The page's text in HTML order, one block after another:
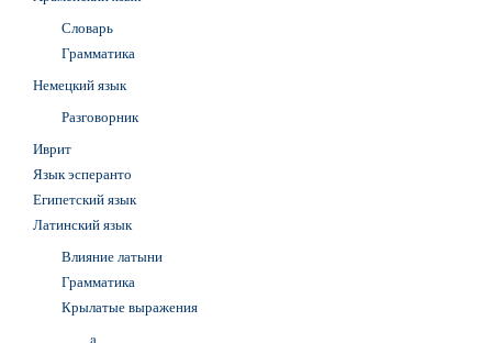
Словарь
Грамматика
Немецкий язык
Разговорник
Иврит
Язык эсперанто
Египетский язык
Латинский язык
Влияние латыни
Грамматика
Крылатые выражения
a